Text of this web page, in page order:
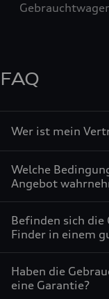
FAQ
Wer ist mein
Welche
Angebot
Befinden sich die
Finder in einem
Haben die
eine Garantie?